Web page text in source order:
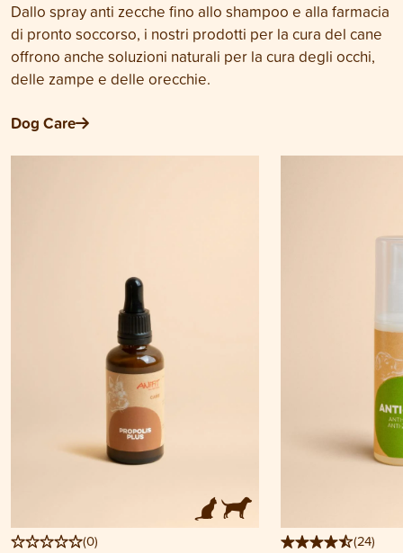
Dallo spray anti zecche fino allo shampoo e alla farmacia
di pronto soccorso, i nostri prodotti per la cura del cane
offrono anche soluzioni naturali per la cura degli occhi,
delle zampe e delle orecchie.
Dog Care
(0)
(24)